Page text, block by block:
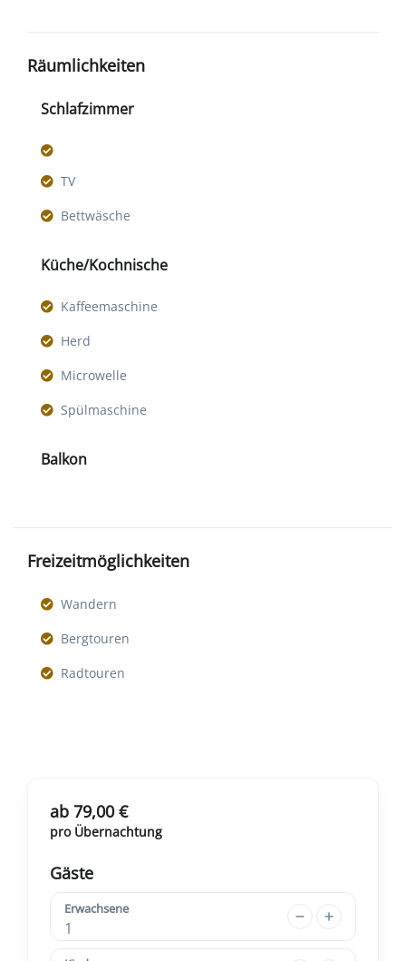
Räumlichkeiten
Schlafzimmer
TV
Bettwäsche
Küche/Kochnische
Kaffeemaschine
Herd
Microwelle
Spülmaschine
Balkon
Freizeitmöglichkeiten
Wandern
Bergtouren
Radtouren
ab 79,00 €
pro Übernachtung
Gäste
Erwachsene
1